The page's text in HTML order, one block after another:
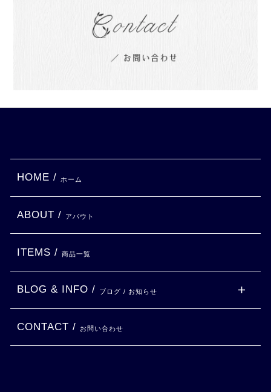
HOME / ホーム
ABOUT / アバウト
ITEMS / 商品一覧
BLOG & INFO / ブログ / お知らせ
CONTACT / お問い合わせ